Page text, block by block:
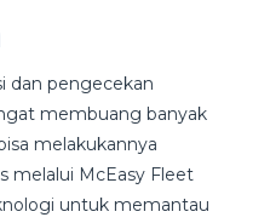
dan pengecekan
membuang banyak
melakukannya
melalui McEasy Fleet
untuk memantau